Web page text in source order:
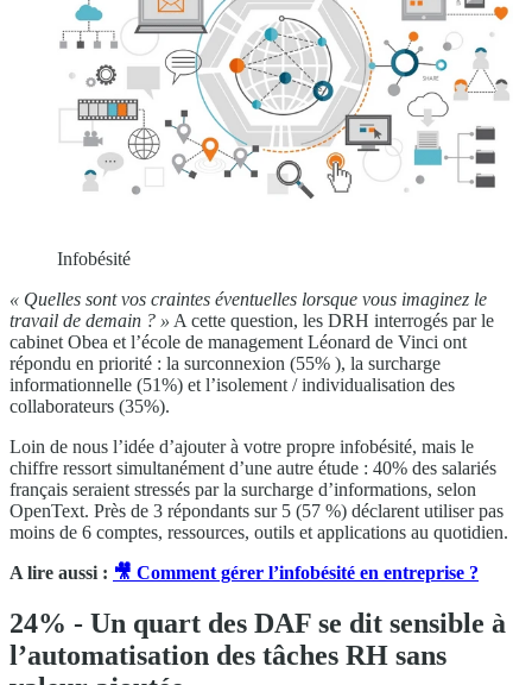
Infobésité
« Quelles sont vos craintes éventuelles lorsque vous imaginez le
travail de demain ? » A cette question, les DRH interrogés par le
cabinet Obea et l’école de management Léonard de Vinci ont
répondu en priorité : la surconnexion (55% ), la surcharge
informationnelle (51%) et l’isolement / individualisation des
collaborateurs (35%).
Loin de nous l’idée d’ajouter à votre propre infobésité, mais le
chiffre ressort simultanément d’une autre étude : 40% des salariés
français seraient stressés par la surcharge d’informations, selon
OpenText. Près de 3 répondants sur 5 (57 %) déclarent utiliser pas
moins de 6 comptes, ressources, outils et applications au quotidien.
A lire aussi : 🎥 Comment gérer l’infobésité en entreprise ?
24% - Un quart des DAF se dit sensible à
l’automatisation des tâches RH sans